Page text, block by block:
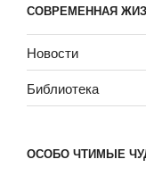
СОВРЕМЕННАЯ
Новости
Библиотека
ОСОБО ЧТИМЫЕ